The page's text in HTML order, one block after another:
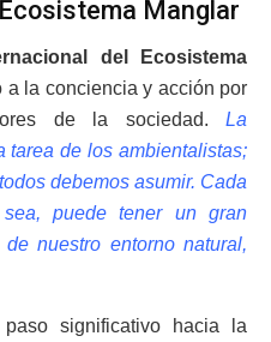
Manglar
del Ecosistema
a la conciencia y acción por
de la sociedad. La
tarea de los ambientalistas;
debemos asumir. Cada
puede tener un gran
nuestro entorno natural,
significativo hacia la